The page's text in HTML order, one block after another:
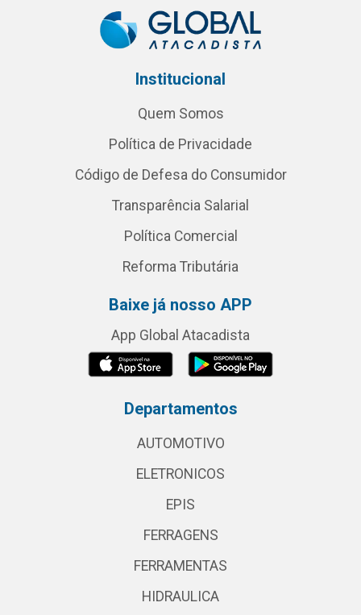
Institucional
Quem Somos
Política de Privacidade
Código de Defesa do Consumidor
Transparência Salarial
Política Comercial
Reforma Tributária
Baixe já nosso APP
App Global Atacadista
Departamentos
AUTOMOTIVO
ELETRONICOS
EPIS
FERRAGENS
FERRAMENTAS
HIDRAULICA